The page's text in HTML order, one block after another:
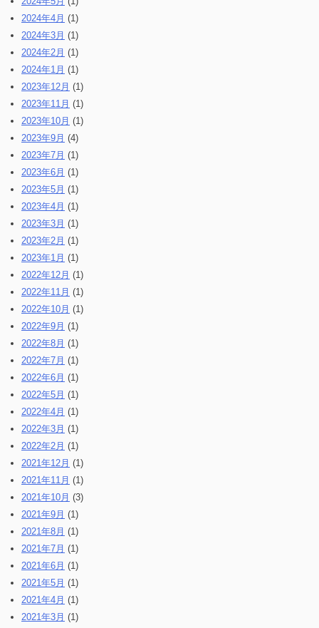
2024年4月 (1)
2024年3月 (1)
2024年2月 (1)
2024年1月 (1)
2023年12月 (1)
2023年11月 (1)
2023年10月 (1)
2023年9月 (4)
2023年7月 (1)
2023年6月 (1)
2023年5月 (1)
2023年4月 (1)
2023年3月 (1)
2023年2月 (1)
2023年1月 (1)
2022年12月 (1)
2022年11月 (1)
2022年10月 (1)
2022年9月 (1)
2022年8月 (1)
2022年7月 (1)
2022年6月 (1)
2022年5月 (1)
2022年4月 (1)
2022年3月 (1)
2022年2月 (1)
2021年12月 (1)
2021年11月 (1)
2021年10月 (3)
2021年9月 (1)
2021年8月 (1)
2021年7月 (1)
2021年6月 (1)
2021年5月 (1)
2021年4月 (1)
2021年3月 (1)